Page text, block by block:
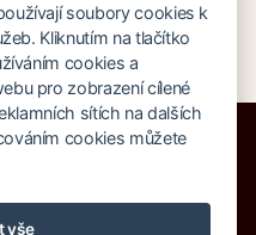
948 759 074
1 505 000 EUR
soubory cookies k
Kliknutím na tlačítko
cookies a
pro zobrazení cílené
sítích na dalších
cookies můžete
vše